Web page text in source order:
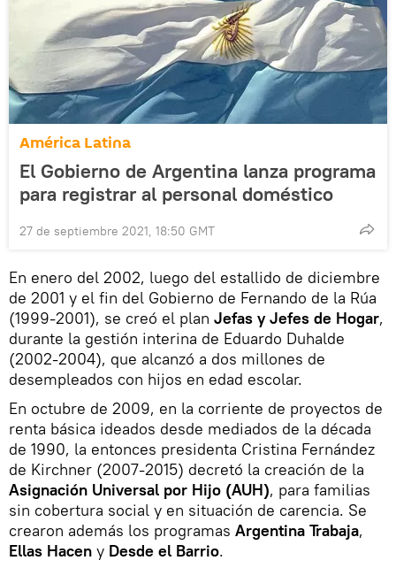
América Latina
El Gobierno de Argentina lanza programa
para registrar al personal doméstico
27 de septiembre 2021, 18:50 GMT
En enero del 2002, luego del estallido de diciembre
de 2001 y el fin del Gobierno de Fernando de la Rúa
(1999-2001), se creó el plan Jefas y Jefes de Hogar,
durante la gestión interina de Eduardo Duhalde
(2002-2004), que alcanzó a dos millones de
desempleados con hijos en edad escolar.
En octubre de 2009, en la corriente de proyectos de
renta básica ideados desde mediados de la década
de 1990, la entonces presidenta Cristina Fernández
de Kirchner (2007-2015) decretó la creación de la
Asignación Universal por Hijo (AUH), para familias
sin cobertura social y en situación de carencia. Se
crearon además los programas Argentina Trabaja,
Ellas Hacen y Desde el Barrio.